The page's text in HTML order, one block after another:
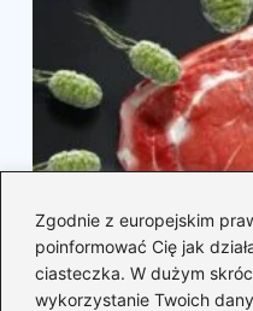
Zgodnie z europejskim
poinformować Cię jak
ciasteczka. W dużym
wykorzystanie Twoich